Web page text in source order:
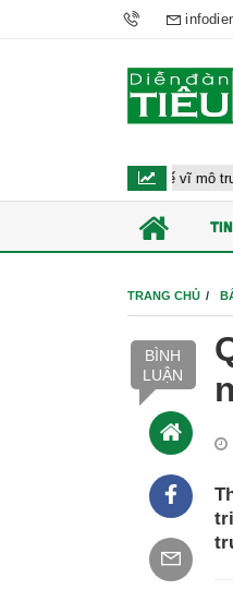
kinh tế vĩ mô trước bài toán
TRANG CHỦ
BÌNH
LUẬN